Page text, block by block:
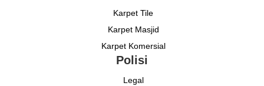
Karpet Tile
Karpet Masjid
Karpet Komersial
Polisi
Legal